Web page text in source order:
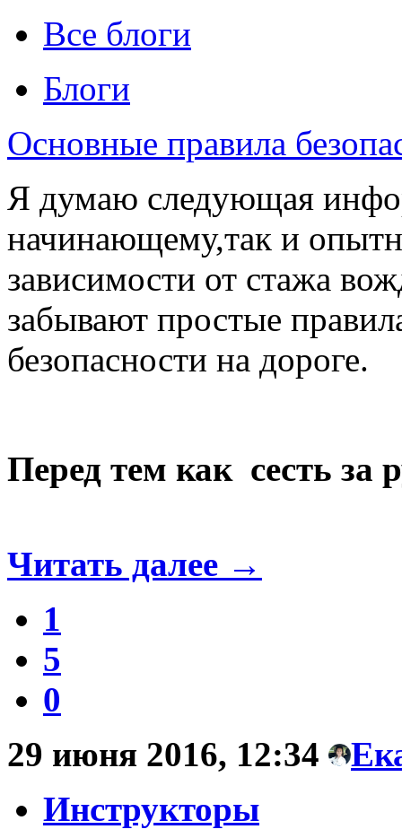
Все блоги
Блоги
Основные правила
Я думаю следующая
начинающему,так и
зависимости от стажа
забывают простые
безопасности на дороге.
Перед тем как сесть за
Читать далее →
1
5
0
29 июня 2016, 12:34
Инструкторы